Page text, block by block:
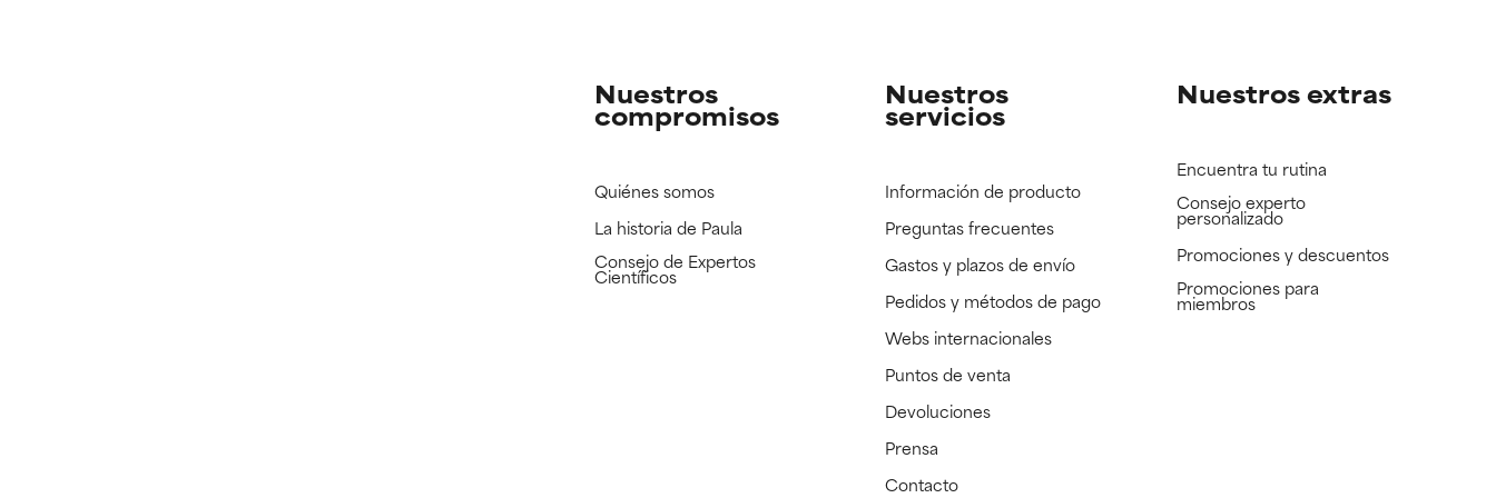
Nuestros
compromisos
Quiénes somos
La historia de Paula
Consejo de Expertos
Científicos
Nuestros
servicios
Información de producto
Preguntas frecuentes
Gastos y plazos de envío
Pedidos y métodos de pago
Webs internacionales
Puntos de venta
Devoluciones
Prensa
Contacto
Nuestros extras
Encuentra tu rutina
Consejo experto
personalizado
Promociones y descuentos​
Promociones para
miembros